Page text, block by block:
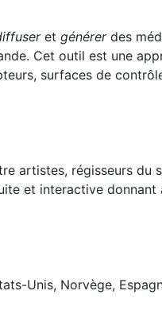
et générerdes
Cet outil est une
surfaces de
artistes, régisseurs du
et interactive donnant
Unis, Norvège,